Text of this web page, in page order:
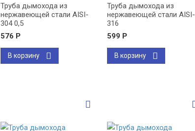
Труба дымохода из
нержавеющей стали AISI-
304 0,5
576 Р
В корзину
Труба дымохода из
нержавеющей стали AISI-
316
599 Р
В корзину